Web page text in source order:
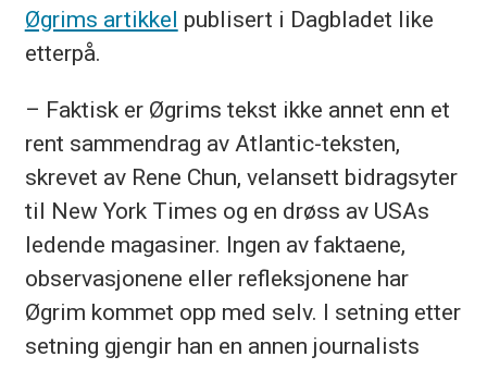
Øgrims artikkel publisert i Dagbladet like
etterpå.
– Faktisk er Øgrims tekst ikke annet enn et
rent sammendrag av Atlantic-teksten,
skrevet av Rene Chun, velansett bidragsyter
til New York Times og en drøss av USAs
ledende magasiner. Ingen av faktaene,
observasjonene eller refleksjonene har
Øgrim kommet opp med selv. I setning etter
setning gjengir han en annen journalists